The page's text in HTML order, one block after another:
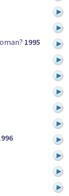
1995